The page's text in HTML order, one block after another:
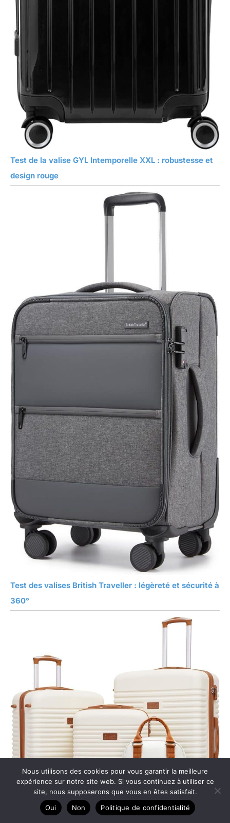
Test de la valise GYL Intemporelle XXL : robustesse et
design rouge
Test des valises British Traveller : légèreté et sécurité à
360°
Nous utilisons des cookies pour vous garantir la meilleure
expérience sur notre site web. Si vous continuez à utiliser ce
site, nous supposerons que vous en êtes satisfait.
Oui
Non Politique de confidentialité